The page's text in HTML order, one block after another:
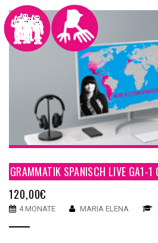
GRAMMATIK SPANISCH LIVE GA1-1
120,00€
4 MONATE MARIA ELENA